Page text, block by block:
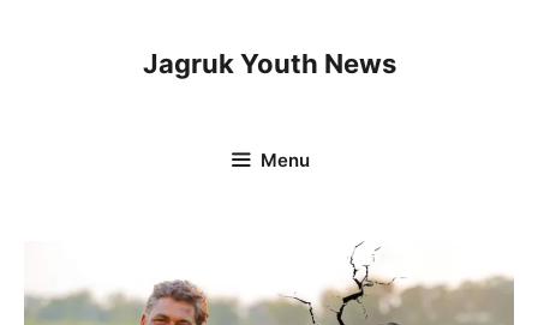
Jagruk Youth News
Menu